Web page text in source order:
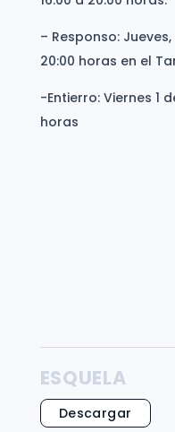
– Responso:
20:00 horas en el
-Entierro: Viernes 1
horas
ESQUELA
Descargar